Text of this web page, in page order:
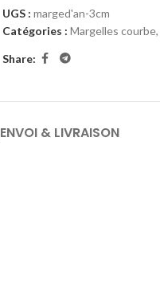
UGS : marged'an-3cm
Catégories : Margelles courbe,
Share:
ENVOI & LIVRAISON